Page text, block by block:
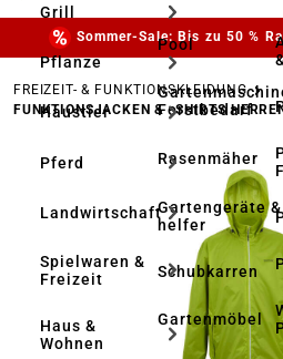
Grill
Pflanze
Haustier
Pferd
Landwirtschaft
Spielwaren &
Freizeit
Haus &
Wohnen
Pool
Forstbedarf
Rasenmäher
Gartengeräte
helfer
Schubkarren
Gartenmöbel
Sommer-Sale: Bis zu 50 %
FREIZEIT- & FUNKTIONSKLEIDUNG
FUNKTIONSJACKEN & -SHIRTS HERREN
Bildergalerie überspringen